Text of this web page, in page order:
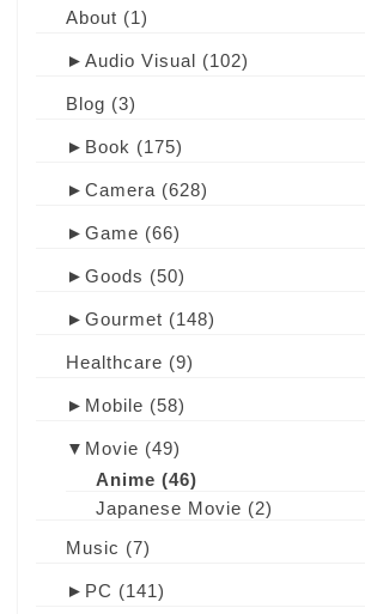
About (1)
► Audio Visual (102)
Blog (3)
► Book (175)
► Camera (628)
► Game (66)
► Goods (50)
► Gourmet (148)
Healthcare (9)
► Mobile (58)
▼ Movie (49)
Anime (46)
Japanese Movie (2)
Music (7)
► PC (141)